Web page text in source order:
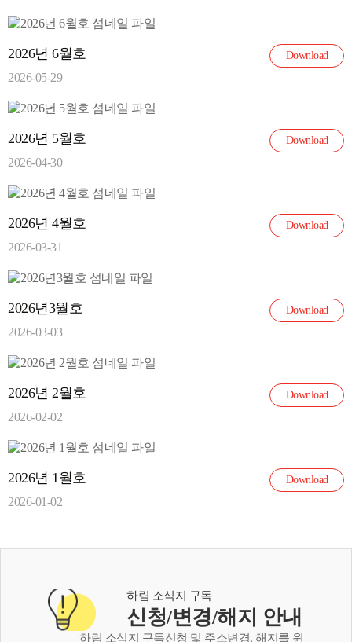
2026년 6월호
2026-05-29
Download
2026년 5월호
2026-04-30
Download
2026년 4월호
2026-03-31
Download
2026년3월호
2026-03-03
Download
2026년 2월호
2026-02-02
Download
2026년 1월호
2026-01-02
Download
하림 소식지 구독
신청/변경/해지 안내
하림 소식지 구독신청 및 주소변경, 해지를 원